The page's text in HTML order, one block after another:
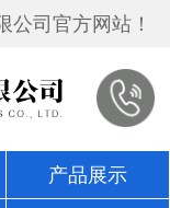
公司官方网站！
产品展示